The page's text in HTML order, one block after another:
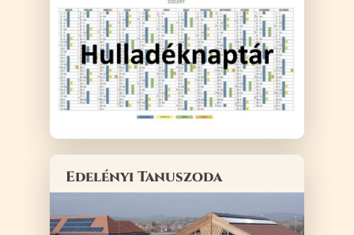
Edelényi Tanuszoda